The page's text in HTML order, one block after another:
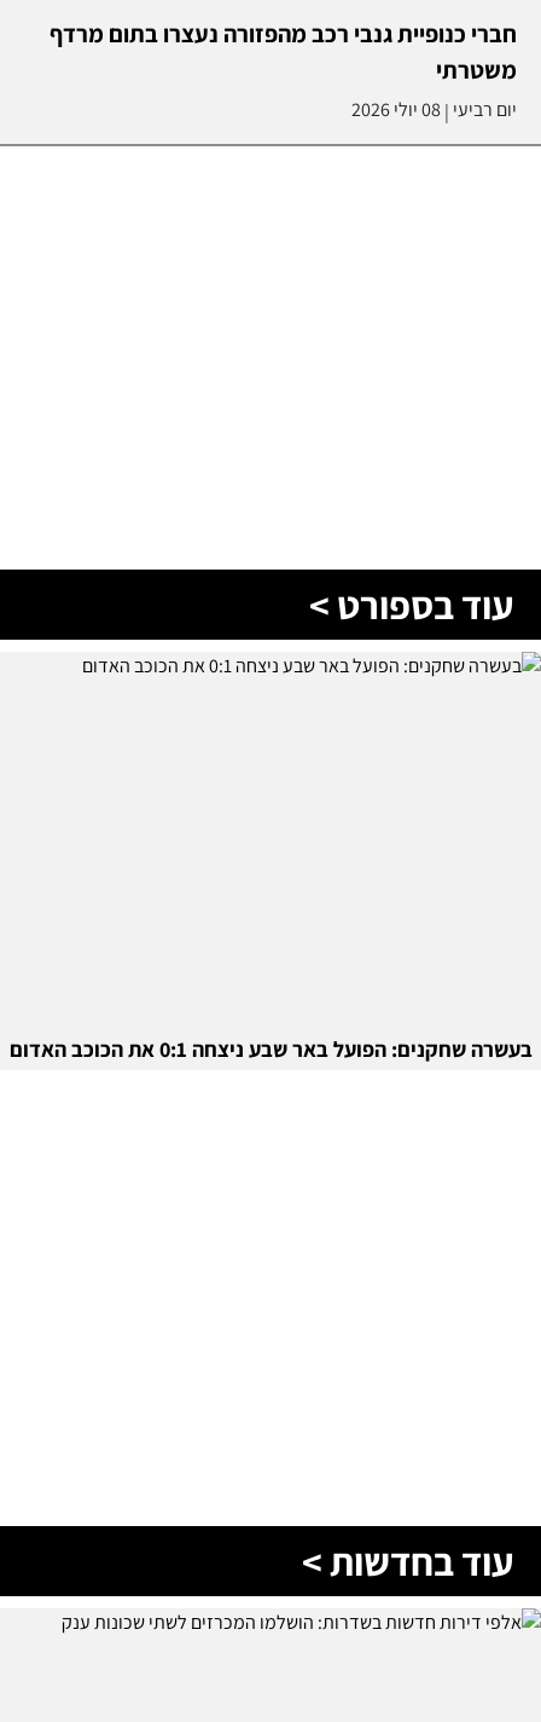
חברי כנופיית גנבי רכב מהפזורה נעצרו בתום מרדף
משטרתי
יום רביעי |08 יולי 2026
עוד בספורט >
בעשרה שחקנים: הפועל באר שבע ניצחה 0:1 את הכוכב האדום
עוד בחדשות >